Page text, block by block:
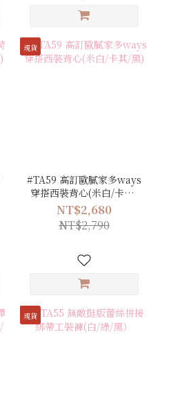
現貨
#TA59 高訂歐膩家多ways
穿搭西裝背心(米白/卡其/
黑)
NT$2,680
NT$2,790
現貨